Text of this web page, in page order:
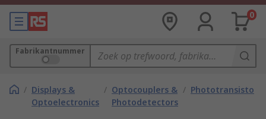
0
Fabrikantnummer
/ Displays &
Optoelectronics
/ Optocouplers &
Photodetectors
/ Phototransistors